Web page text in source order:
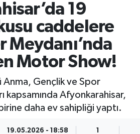
19
caddelere
Meydanı’nda
Motor Show!
Anma, Gençlik ve Spor
kapsamında Afyonkarahisar,
daha ev sahipliği yaptı.
19.05.2026 - 18:58
Trafik Yoğunluk Haritası
Durumu ve Fikstür